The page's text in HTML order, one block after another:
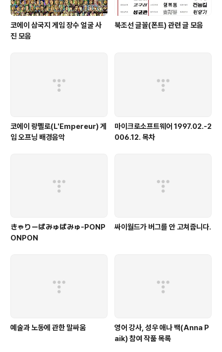
코에이 삼국지 게임 장수 얼굴 사
진 모음
북조선 글꼴(폰트) 관련 글 모음
코에이 랑펠로(L'Empereur) 게
임 오프닝 배경음악
마이크로소프트웨어 1997.02.-2
006.12. 목차
きゃりーぱみゅぱみゅ-PONP
ONPON
싸이월드가 버그를 안 고쳐줍니다.
예술과 노동에 관한 말싸움
영어 강사, 성우 애나 백(Anna P
aik) 참여 작품 목록